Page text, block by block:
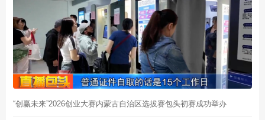
“创赢未来”2026创业大赛内蒙古自治区选拔赛包头初赛成功举办